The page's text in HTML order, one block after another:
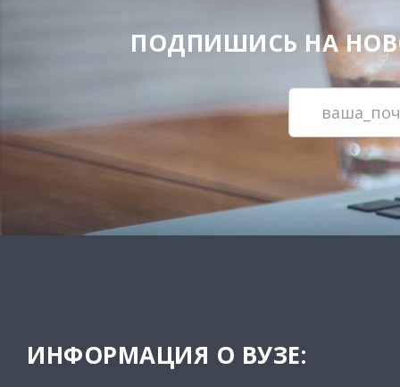
ПОДПИШИСЬ НА
ИНФОРМАЦИЯ О ВУЗЕ: